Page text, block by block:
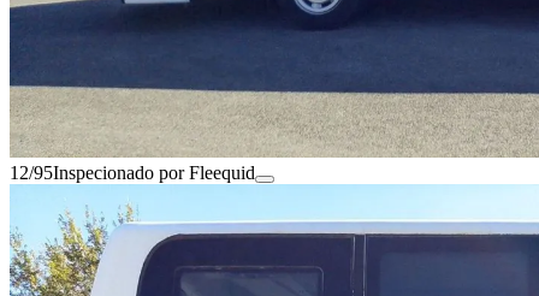
12/95Inspecionado por Fleequid